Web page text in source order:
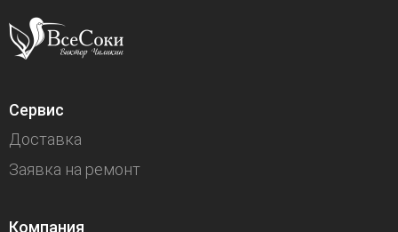
Сервис
Доставка
Заявка на ремонт
Компания